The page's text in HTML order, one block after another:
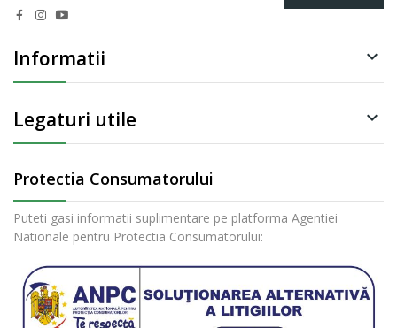
Informatii 
Legaturi utile 
Protectia Consumatorului
Puteti gasi informatii suplimentare pe platforma Agentiei
Nationale pentru Protectia Consumatorului: